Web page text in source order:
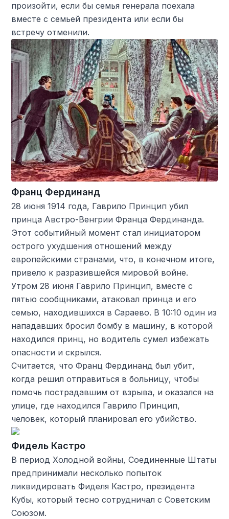
произойти, если бы семья генерала поехала
вместе с семьей президента или если бы
встречу отменили.
Франц Фердинанд
28 июня 1914 года, Гаврило Принцип убил
принца Австро-Венгрии Франца Фердинанда.
Этот событийный момент стал инициатором
острого ухудшения отношений между
европейскими странами, что, в конечном итоге,
привело к разразившейся мировой войне.
Утром 28 июня Гаврило Принцип, вместе с
пятью сообщниками, атаковал принца и его
семью, находившихся в Сараево. В 10:10 один из
нападавших бросил бомбу в машину, в которой
находился принц, но водитель сумел избежать
опасности и скрылся.
Считается, что Франц Фердинанд был убит,
когда решил отправиться в больницу, чтобы
помочь пострадавшим от взрыва, и оказался на
улице, где находился Гаврило Принцип,
человек, который планировал его убийство.
Фидель Кастро
В период Холодной войны, Соединенные Штаты
предпринимали несколько попыток
ликвидировать Фиделя Кастро, президента
Кубы, который тесно сотрудничал с Советским
Союзом.